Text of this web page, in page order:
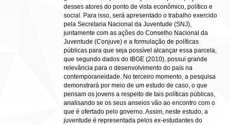
desses atores do ponto de vista econômico, político e
social. Para isso, será apresentado o trabalho exercido
pela Secretaria Nacional da Juventude (SNJ),
juntamente com as ações do Conselho Nacional da
Juventude (Conjuve) e a formulação de políticas
públicas para que seja possível alcançar essa parcela,
que segundo dados do IBGE (2010), possui grande
relevância para o desenvolvimento do país na
contemporaneidade. No terceiro momento, a pesquisa
demonstrará por meio de um estudo de caso, o que
pensam os jovens a respeito de tais políticas públicas,
analisando se os seus anseios vão ao encontro com o
que é ofertado pelo governo. Assim, neste estudo, a
juventude é representada pelos ex-estudantes do